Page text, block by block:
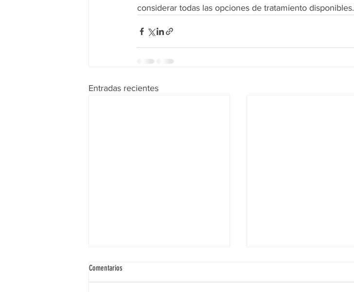
considerar todas las opciones de tratamiento disponibles.
Entradas recientes
Comentarios